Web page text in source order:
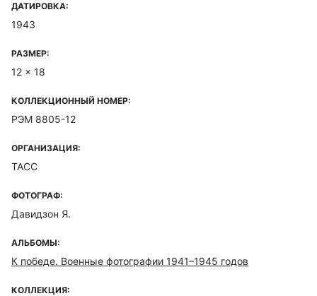
ДАТИРОВКА:
1943
РАЗМЕР:
12 x 18
КОЛЛЕКЦИОННЫЙ НОМЕР:
РЭМ 8805-12
ОРГАНИЗАЦИЯ:
ТАСС
ФОТОГРАФ:
Давидзон Я.
АЛЬБОМЫ:
К победе. Военные фотографии 1941–1945 годов
КОЛЛЕКЦИЯ: